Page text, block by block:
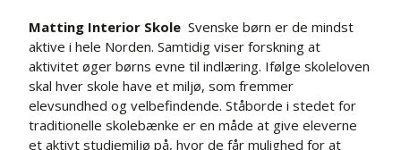
Matting Interior Skole Svenske børn er de mindst
aktive i hele Norden. Samtidig viser forskning at
aktivitet øger børns evne til indlæring. Ifølge skoleloven
skal hver skole have et miljø, som fremmer
elevsundhed og velbefindende. Ståborde i stedet for
traditionelle skolebænke er en måde at give eleverne
et aktivt studiemiljø på, hvor de får mulighed for at